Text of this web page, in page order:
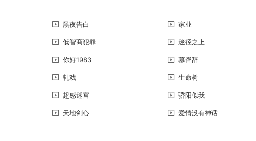
黑夜告白 家业
低智商犯罪 迷径之上
你好1983 慕胥辞
轧戏 生命树
超感迷宫 骄阳似我
天地剑心 爱情没有神话